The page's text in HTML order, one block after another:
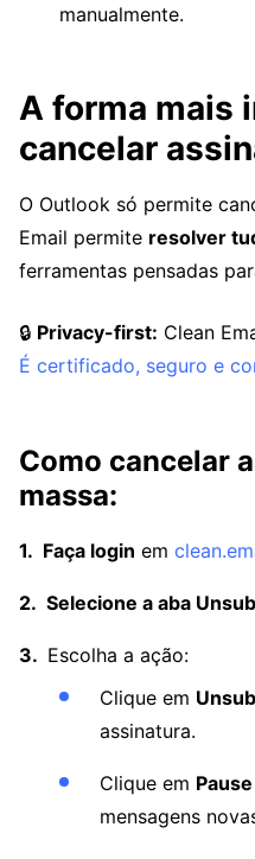
manualmente.
A forma mais
cancelar
O Outlook só permite
Email permite resolver
ferramentas pensadas
🔒 Privacy-first: Clean
É certificado, seguro e
Como cancelar
massa:
Faça login em
Selecione a aba
Escolha a ação:
Clique em
assinatura.
Clique em Pause
mensagens